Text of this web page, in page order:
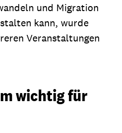
und Migration
kann, wurde
Veranstaltungen
wichtig für